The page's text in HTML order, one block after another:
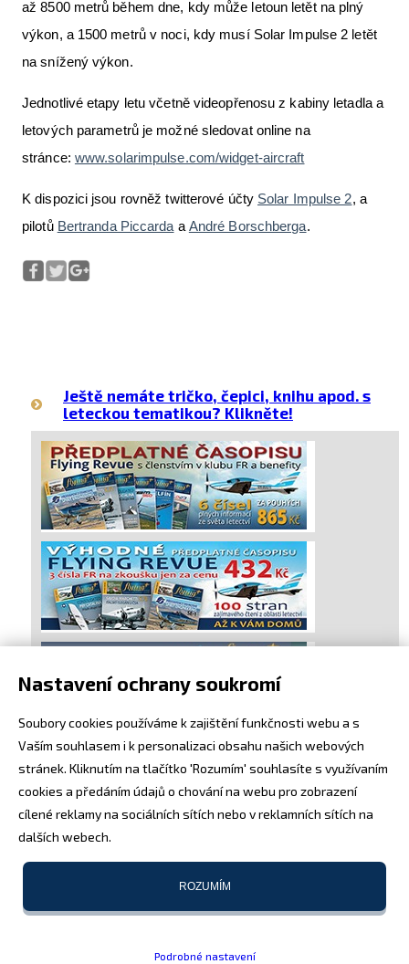
až 8500 metrů během dne, kdy může letoun letět na plný
výkon, a 1500 metrů v noci, kdy musí Solar Impulse 2 letět
na snížený výkon.
Jednotlivé etapy letu včetně videopřenosu z kabiny letadla a
letových parametrů je možné sledovat online na
stránce: www.solarimpulse.com/widget-aircraft
K dispozici jsou rovněž twitterové účty Solar Impulse 2, a
pilotů Bertranda Piccarda a André Borschberga.
Ještě nemáte tričko, čepici, knihu apod. s
leteckou tematikou? Klikněte!
Nastavení ochrany soukromí
Soubory cookies používáme k zajištění funkčnosti webu a s
Vaším souhlasem i k personalizaci obsahu našich webových
stránek. Kliknutím na tlačítko 'Rozumím' souhlasíte s využívaním
cookies a předáním údajů o chování na webu pro zobrazení
cílené reklamy na sociálních sítích nebo v reklamních sítích na
dalších webech.
ROZUMÍM
Podrobné nastavení